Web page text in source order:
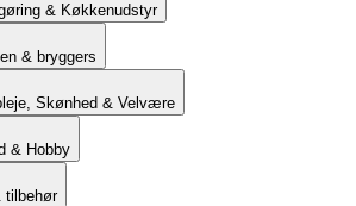
& Køkkenudstyr
& bryggers
Skønhed & Velvære
& Hobby
tilbehør